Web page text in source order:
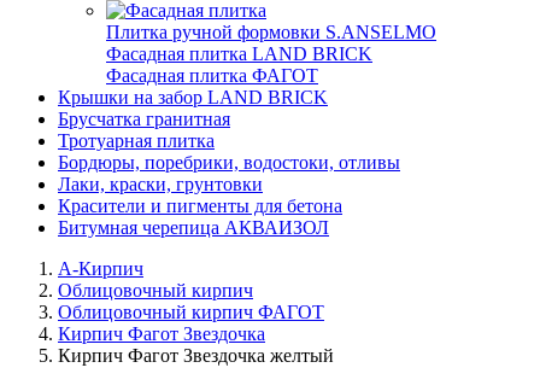
Плитка ручной формовки S.ANSELMO
Фасадная плитка LAND BRICK
Фасадная плитка ФАГОТ
Крышки на забор LAND BRICK
Брусчатка гранитная
Тротуарная плитка
Бордюры, поребрики, водостоки, отливы
Лаки, краски, грунтовки
Красители и пигменты для бетона
Битумная черепица АКВАИЗОЛ
А-Кирпич
Облицовочный кирпич
Облицовочный кирпич ФАГОТ
Кирпич Фагот Звездочка
Кирпич Фагот Звездочка желтый